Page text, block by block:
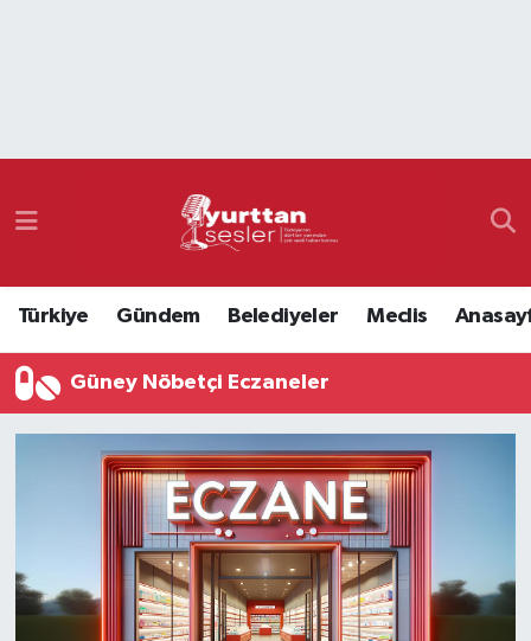
Türkiye Gündem Belediyeler Meclis
Güney Nöbetçi Eczaneler
Namaz Vakitleri
Süper Lig Puan Durumu ve Fikstür
Tüm Manşetler
Son Dakika Haberleri
Haber Arşivi